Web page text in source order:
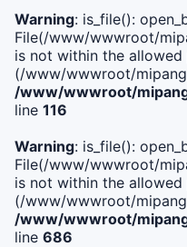
Warning: is_file():
File(/www/wwwroot/
is not within the allowed
(/www/wwwroot/
/www/wwwroot/
line 116
Warning: is_file():
File(/www/wwwroot/
is not within the allowed
(/www/wwwroot/
/www/wwwroot/
line 686